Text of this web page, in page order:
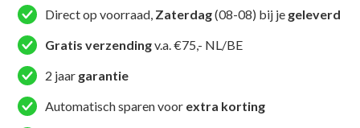
Zwart
maat
L
aantal
Direct op voorraad, Zaterdag(08-08) bij je geleverd
Gratis verzendingv.a. €75,- NL/BE
2 jaar garantie
Automatisch sparen voor extra korting